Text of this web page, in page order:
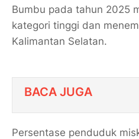
Bumbu pada tahun 2025
kategori tinggi dan
Kalimantan Selatan.
BACA JUGA
Persentase penduduk